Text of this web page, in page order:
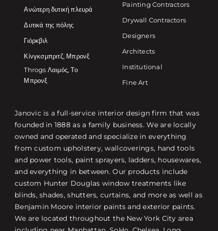
Ανώτερη δυτική πλευρά
Δυτικά της πόλης
Γιόρκβιλ
Κίνγκσμπριτζ, Μπρονξ
Throgs Λαιμός, Το
Μπρονξ
Painting Contractors
Drywall Contractors
Designers
Architects
Institutional
Fine Art
Janovic is a full-service interior design firm that was
founded in 1888 as a family business. We are locally
owned and operated and specialize in everything
from custom upholstery, wallcoverings, hand tools
and power tools, paint sprayers, ladders, housewares,
and everything in between. Our products include
custom Hunter Douglas window treatments like
blinds, shades, shutters, curtains, and more as well as
Benjamin Moore interior paints and exterior paints.
We are located throughout the New York City area